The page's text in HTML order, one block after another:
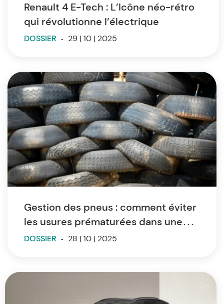
Renault 4 E-Tech : L’Icône néo-rétro
qui révolutionne l’électrique
DOSSIER - 29 | 10 | 2025
Gestion des pneus : comment éviter
les usures prématurées dans une
flotte de véhicules ?
DOSSIER - 28 | 10 | 2025